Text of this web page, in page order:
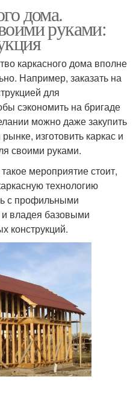
дома.
руками:
каркасного дома вполне
Например, заказать на
для
сэкономить на бригаде
можно даже закупить
изготовить каркас и
своими руками.
мероприятие стоит,
технологию
с профильными
владея базовыми
конструкций.